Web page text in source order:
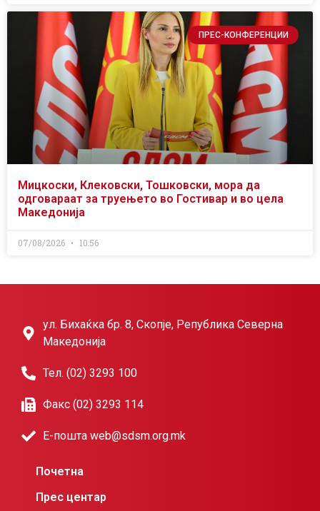
ПРЕС-КОНФЕРЕНЦИИ
Мицкоски, Клековски, Тошковски, мора да
одговараат за труењето во Гостивар и во цела
Македонија
07/08/2026 10:56
ул. Бихаќка бр. 8, Скопје, Република Северна
Македонија
Тел. (02) 3293 100
Факс (02) 3293 114
Е-пошта web@sdsm.org.mk
Почетна
Прес центар